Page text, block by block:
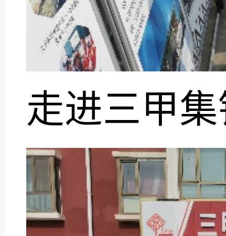
走进三甲